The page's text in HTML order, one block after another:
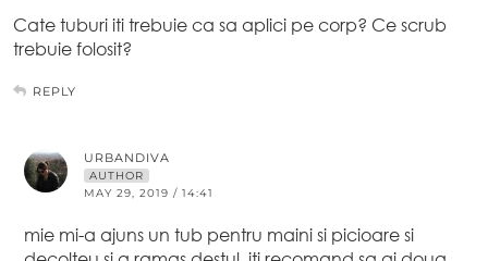
Cate tuburi iti trebuie ca sa aplici pe corp? Ce scrub
trebuie folosit?
REPLY
URBANDIVA
AUTHOR
MAY 29, 2019 / 14:41
mie mi-a ajuns un tub pentru maini si picioare si